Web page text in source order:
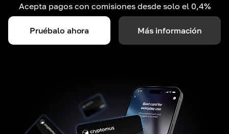
Acepta pagos con comisiones desde solo el 0,4%
Pruébalo ahora Más información